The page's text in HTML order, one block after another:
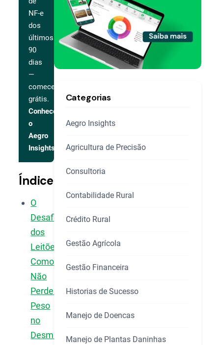
NF-e
dos
últimos
90
dias
—
comece
grátis.
Conhecer
o
Aegro
Insights
Índice
O
Desafio
dos
Leitões:
Como
Não
Perder
Peso
no
Desmame?
Categorias
Aegro Insights
Agricultura de Precisão
Consultoria
Contabilidade Rural
Crédito Rural
Gestão Agrícola
Gestão Financeira
Historias de Sucesso
Manejo de Doencas
Manejo de Plantas Daninhas